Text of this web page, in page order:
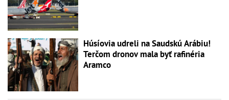
Húsíovia udreli na Saudskú Arábiu!
Terčom dronov mala byť rafinéria
Aramco